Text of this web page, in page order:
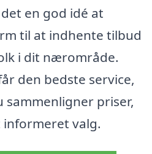
en god idé at
til at indhente tilbud
i dit nærområde.
den bedste service,
sammenligner priser,
valg.